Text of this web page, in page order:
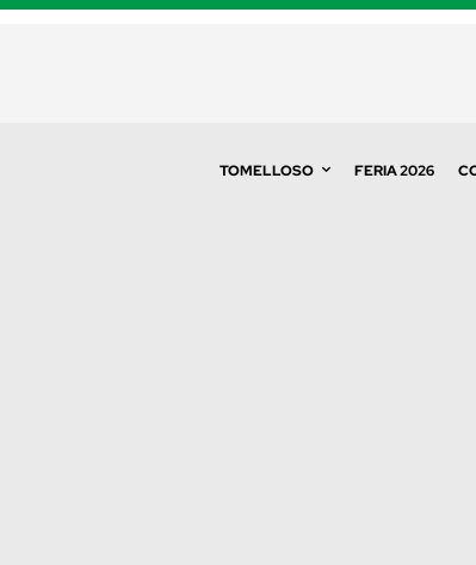
TOMELLOSO FERIA 2026